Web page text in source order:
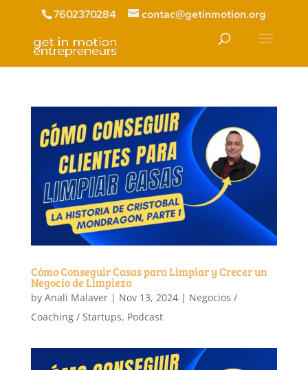
7602370284 contac@getinmotion.org
Cómo Conseguir Casas para Limpiar y Crecer un
Negocio de Limpieza
by Anali Malaver| Nov 13, 2024| Negocios /
Coaching / Startups, Podcast